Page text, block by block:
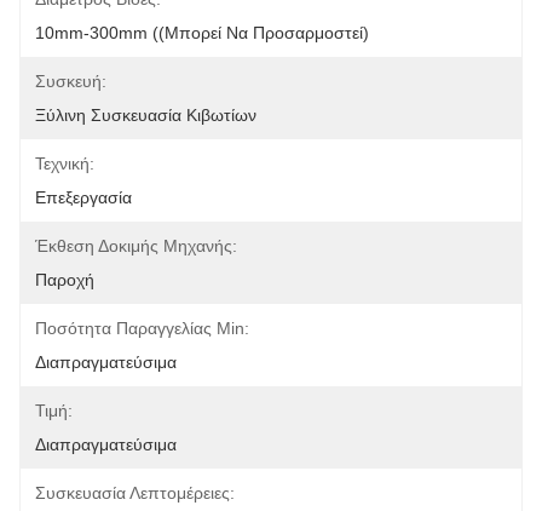
10mm-300mm ((Μπορεί Να Προσαρμοστεί)
Συσκευή:
Ξύλινη Συσκευασία Κιβωτίων
Τεχνική:
Επεξεργασία
Έκθεση Δοκιμής Μηχανής:
Παροχή
Ποσότητα Παραγγελίας Min:
Διαπραγματεύσιμα
Τιμή:
Διαπραγματεύσιμα
Συσκευασία Λεπτομέρειες: